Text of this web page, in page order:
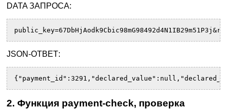
DATA ЗАПРОСА:
JSON-ОТВЕТ:
2. Функция payment-check, проверка